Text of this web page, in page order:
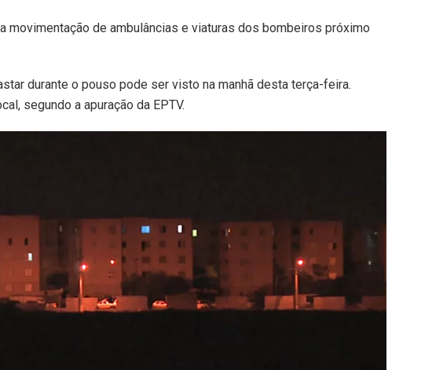
de ambulâncias e viaturas dos bombeiros próximo
durante o pouso pode ser visto na manhã desta terça-feira.
segundo a apuração da EPTV.